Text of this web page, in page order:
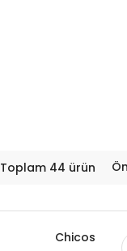
Toplam 44 ürün
Chicos